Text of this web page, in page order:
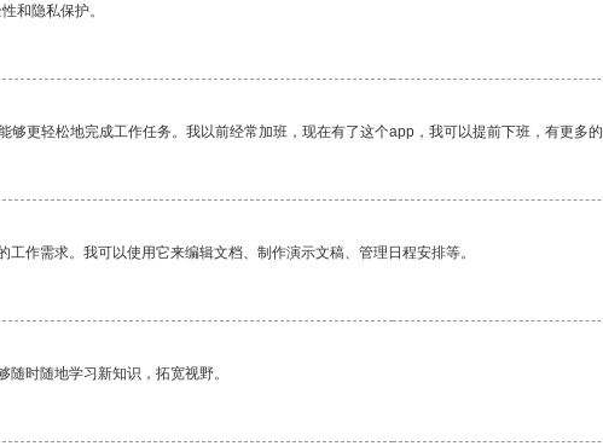
和隐私保护。
更轻松地完成工作任务。我以前经常加班，现在有了这个app，我可以提前下班，有更多的
作需求。我可以使用它来编辑文档、制作演示文稿、管理日程安排等。
时随地学习新知识，拓宽视野。